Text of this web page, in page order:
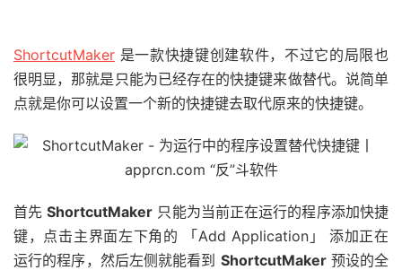
ShortcutMaker 是一款快捷键创建软件，不过它的局限也
很明显，那就是只能为已经存在的快捷键来做替代。说简单
点就是你可以设置一个新的快捷键去取代原来的快捷键。
首先ShortcutMaker 只能为当前正在运行的程序添加快捷
键，点击主界面左下角的 「Add Application」 添加正在
运行的程序，然后左侧就能看到 ShortcutMaker预设的全